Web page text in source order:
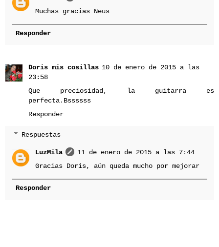
Muchas gracias Neus
Responder
Doris mis cosillas 10 de enero de 2015 a las
23:58
Que preciosidad, la guitarra es
perfecta.Bssssss
Responder
Respuestas
LuzMila
11 de enero de 2015 a las 7:44
Gracias Doris, aún queda mucho por mejorar
Responder